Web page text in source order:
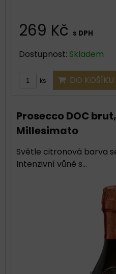
269 Kč s DPH
Dostupnost: Skladem
ks DO KOŠÍKU
Prosecco DOC
Millesimato
Světle citronová barva
Intenzivní vůně s...